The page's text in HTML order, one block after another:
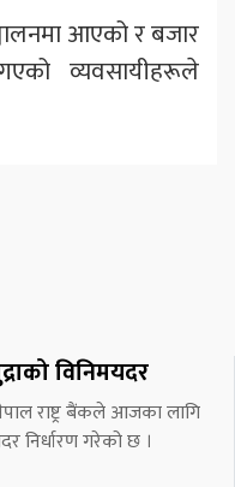
आएको र बजार
व्यवसायीहरूले
विनिमयदर
राष्ट्र बैंकले आजका लागि
निर्धारण गरेको छ ।